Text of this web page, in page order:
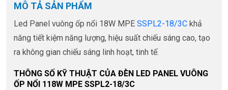
MÔ TẢ SẢN PHẨM
Led Panel vuông ốp nổi 18W MPE SSPL2-18/3C khả
năng tiết kiệm năng lượng, hiệu suất chiếu sáng cao, tạo
ra không gian chiếu sáng linh hoạt, tinh tế.
THÔNG SỐ KỸ THUẬT CỦA ĐÈN LED PANEL VUÔNG
ỐP NỔI 118W MPE SSPL2-18/3C